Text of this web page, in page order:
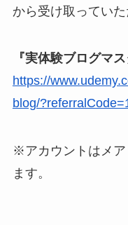
から受け取っていた
『実体験ブログマス
https://
blog/
※アカウントはメア
ます。